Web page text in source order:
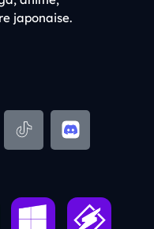
japonaise.